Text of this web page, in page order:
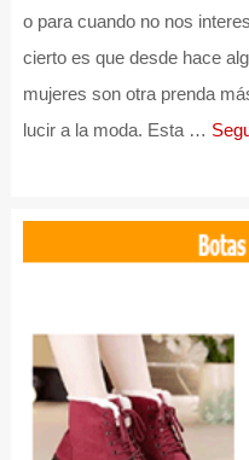
o para cuando no nos
cierto es que desde hace
mujeres son otra prenda
lucir a la moda. Esta …